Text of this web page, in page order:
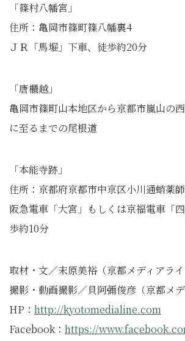
「篠村八幡宮」
住所：亀岡市篠町篠八幡裏4
ＪＲ「馬堀」下車、徒歩約20分
「唐櫃越」
亀岡市篠町山本地区から京都市嵐山の
に至るまでの尾根道
「本能寺跡」
住所：京都府京都市中京区小川通蛸薬
阪急電車「大宮」もしくは京福電車「
歩約10分
取材・文／末原美裕（京都メディアライ
撮影・動画撮影／貝阿彌俊彦（京都メデ
HP： http://kyotomedialine.com
Facebook： https://